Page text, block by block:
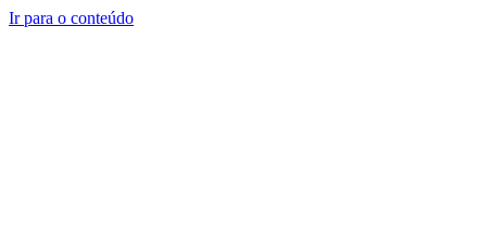
Ir para o conteúdo